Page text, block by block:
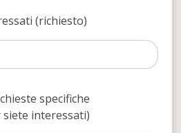
(richiesto)
specifiche
interessati)